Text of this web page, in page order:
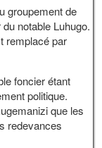
groupement de
notable Luhugo.
remplacé par
foncier étant
politique.
que les
redevances